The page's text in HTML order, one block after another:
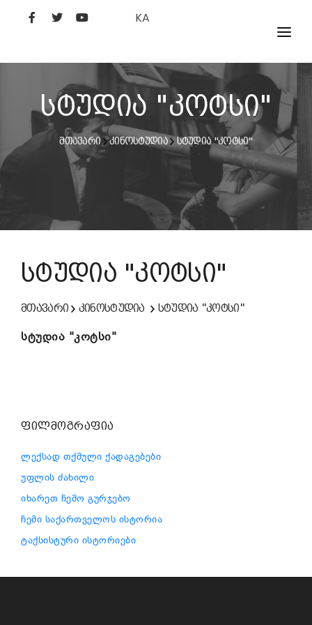
KA
ᲤᲘᲚᲛᲔᲑᲘ
ᲮᲔᲚᲝᲕᲐᲜᲘ
ᲙᲘᲜᲝᲡᲢᲣᲓᲘᲐ
ᲙᲘᲜᲝᲐᲙᲐᲓᲔᲛᲘᲐ
სტუდია "კოტსი"
მთავარი კინოსტუდია სტუდია "კოტსი"
სტუდია "კოტსი"
მთავარი კინოსტუდია სტუდია "კოტსი"
სტუდია "კოტსი"
ფილმოგრაფია
ლექსად თქმული ქადაგებები
უფლის ძახილი
იხარეთ ჩემო გურჯებო
ჩემი საქართველოს ისტორია
ტაქსისტური ისტორიები